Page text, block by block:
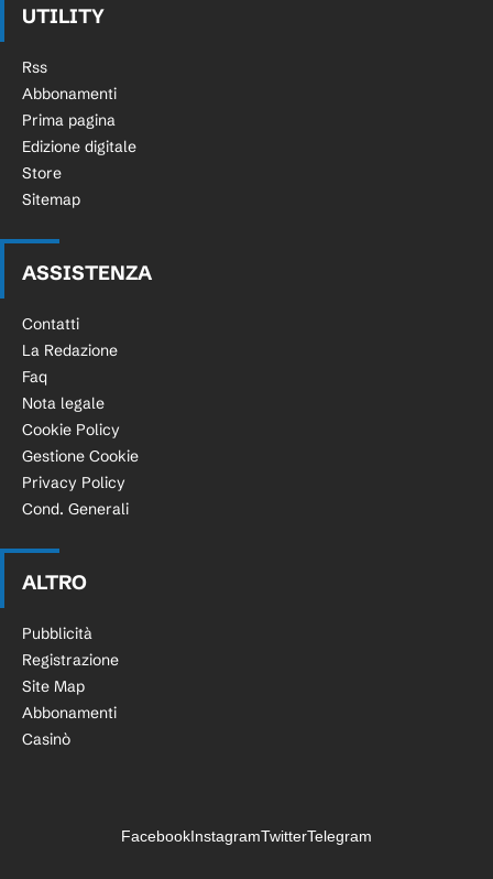
UTILITY
Rss
Abbonamenti
Prima pagina
Edizione digitale
Store
Sitemap
ASSISTENZA
Contatti
La Redazione
Faq
Nota legale
Cookie Policy
Gestione Cookie
Privacy Policy
Cond. Generali
ALTRO
Pubblicità
Registrazione
Site Map
Abbonamenti
Casinò
FacebookInstagramTwitterTelegram